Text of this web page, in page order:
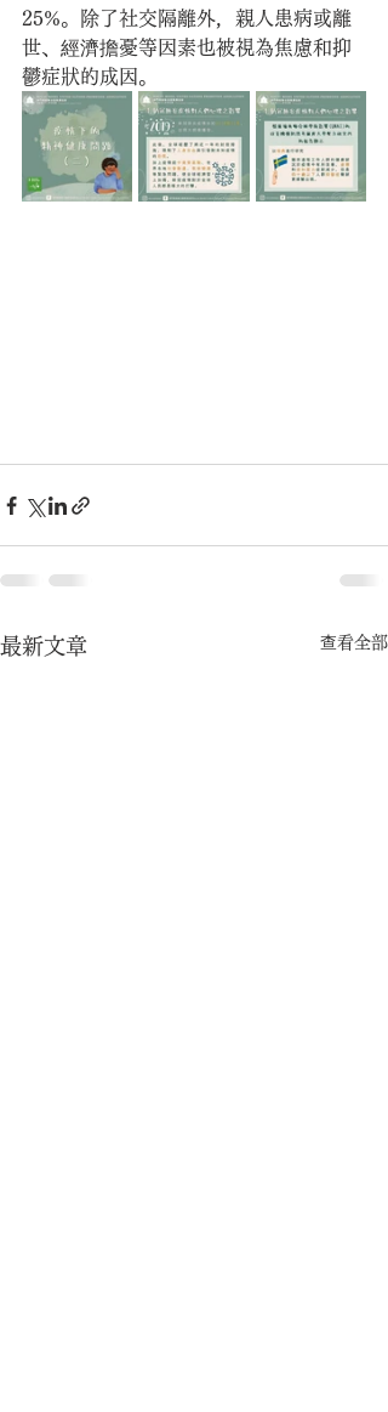
25%。除了社交隔離外，親人患病或離
世、經濟擔憂等因素也被視為焦慮和抑
鬱症狀的成因。
最新文章 查看全部